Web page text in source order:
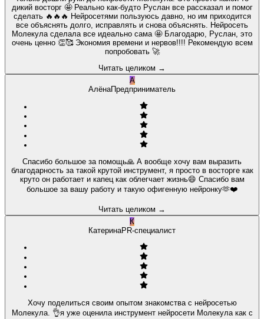
дикий восторг 🤩 Реально как-будто Руслан все рассказал и помог
сделать 🔥🔥🔥 Нейросетями пользуюсь давно, но им приходится
все объяснять долго, исправлять и снова объяснять. Нейросеть
Молекула сделала все идеально сама 🤩 Благодарю, Руслан, это
очень ценно 👏🥰 Экономия времени и нервов!!!! Рекомендую всем
попробовать 🚀
Читать целиком →
А
АлёнаПредприниматель
Спасибо большое за помощь🙏 А вообще хочу вам выразить
благодарность за такой крутой инструмент, я просто в восторге как
круто он работает и капец как облегчает жизнь😄 Спасибо вам
большое за вашу работу и такую офигенную нейронку🫶❤️
Читать целиком →
К
КатеринаPR-специалист
Хочу поделиться своим опытом знакомства с нейросетью
Молекула. 👌я уже оценила инструмент нейросети Молекула как с